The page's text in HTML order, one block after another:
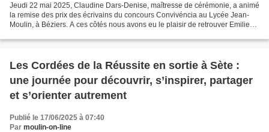
Jeudi 22 mai 2025, Claudine Dars-Denise, maîtresse de cérémonie, a animé
la remise des prix des écrivains du concours Convivéncia au Lycée Jean-
Moulin, à Béziers. A ces côtés nous avons eu le plaisir de retrouver Emilie
Les Cordées de la Réussite en sortie à Sète :
une journée pour découvrir, s’inspirer, partager
et s’orienter autrement
Publié le 17/06/2025 à 07:40
Par moulin-on-line